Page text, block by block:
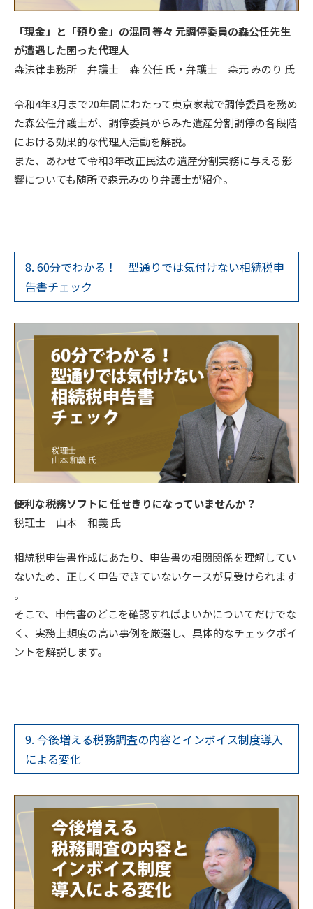
「現金」と「預り金」の混同 等々 元調停委員の森公任先生
が遭遇した困った代理人
森法律事務所 弁護士 森 公任 氏・弁護士 森元 みのり 氏
令和4年3月まで20年間にわたって東京家裁で調停委員を務め
た森公任弁護士が、調停委員からみた遺産分割調停の各段階
における効果的な代理人活動を解説。
また、あわせて令和3年改正民法の遺産分割実務に与える影
響についても随所で森元みのり弁護士が紹介。
8. 60分でわかる！ 型通りでは気付けない相続税申
告書チェック
便利な税務ソフトに 任せきりになっていませんか？
税理士 山本 和義 氏
相続税申告書作成にあたり、申告書の相関関係を理解してい
ないため、正しく申告できていないケースが見受けられます
。
そこで、申告書のどこを確認すればよいかについてだけでな
く、実務上頻度の高い事例を厳選し、具体的なチェックポイ
ントを解説します。
9. 今後増える税務調査の内容とインボイス制度導入
による変化